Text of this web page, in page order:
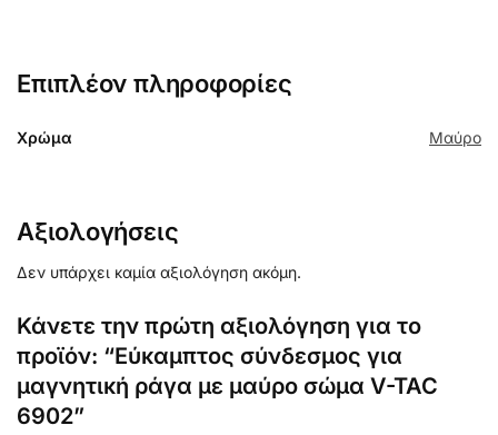
Επιπλέον πληροφορίες
Χρώμα Μαύρο
Αξιολογήσεις
Δεν υπάρχει καμία αξιολόγηση ακόμη.
Κάνετε την πρώτη αξιολόγηση για το
προϊόν: “Εύκαμπτος σύνδεσμος για
μαγνητική ράγα με μαύρο σώμα V-TAC
6902”